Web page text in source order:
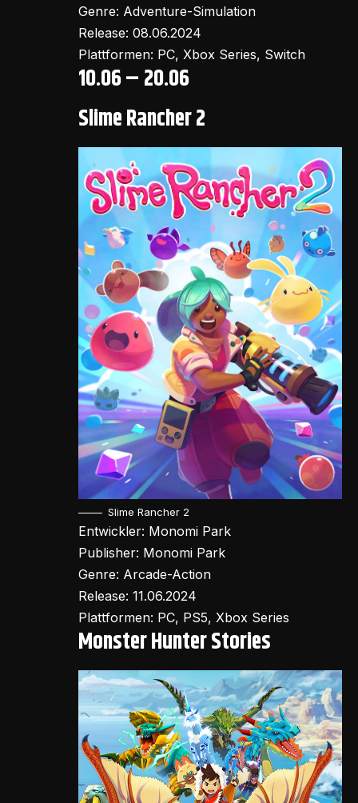
Genre: Adventure-Simulation
Release: 08.06.2024
Plattformen: PC, Xbox Series, Switch
10.06 – 20.06
Slime Rancher 2
Slime Rancher 2
Entwickler: Monomi Park
Publisher: Monomi Park
Genre: Arcade-Action
Release: 11.06.2024
Plattformen: PC, PS5, Xbox Series
Monster Hunter Stories